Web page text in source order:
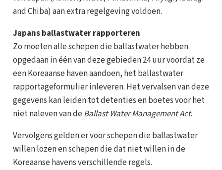
and Chiba) aan extra regelgeving voldoen.
Japans ballastwater rapporteren
Zo moeten alle schepen die ballastwater hebben
opgedaan in één van deze gebieden 24 uur voordat ze
een Koreaanse haven aandoen, het ballastwater
rapportageformulier inleveren. Het vervalsen van deze
gegevens kan leiden tot detenties en boetes voor het
niet naleven van deBallast Water Management Act.
Vervolgens gelden er voor schepen die ballastwater
willen lozen en schepen die dat niet willen in de
Koreaanse havens verschillende regels.